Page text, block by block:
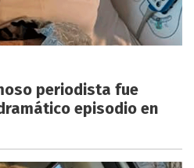
periodista fue
episodio en